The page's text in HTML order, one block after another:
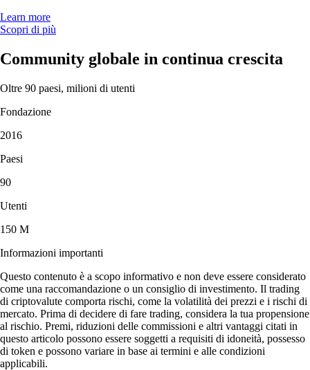
Learn more
Scopri di più
Community globale in continua crescita
Oltre 90 paesi, milioni di utenti
Fondazione
2016
Paesi
90
Utenti
150 M
Informazioni importanti
Questo contenuto è a scopo informativo e non deve essere considerato
come una raccomandazione o un consiglio di investimento. Il trading
di criptovalute comporta rischi, come la volatilità dei prezzi e i rischi di
mercato. Prima di decidere di fare trading, considera la tua propensione
al rischio. Premi, riduzioni delle commissioni e altri vantaggi citati in
questo articolo possono essere soggetti a requisiti di idoneità, possesso
di token e possono variare in base ai termini e alle condizioni
applicabili.